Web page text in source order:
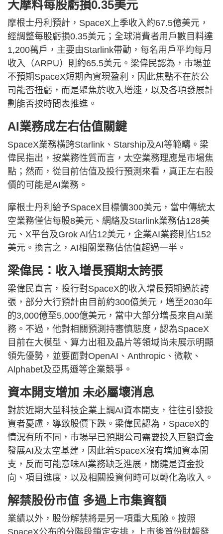
大摩料每股虧損0.35美元
摩根士丹利預計，SpaceX上季收入約67.5億美元，
經調整每股虧損0.35美元；全球消費者用戶數目料達
1,200萬戶，主要由Starlink帶動，每名用戶平均每月
收入（ARPU）則約65.5美元。梁偉民認為，市場並
不預期SpaceX短期內實現盈利，因此焦點不在於公
司能否扭虧，而是聚焦於收入增速，以及各項發展計
劃能否按時間表推進。
AI業務成左右估值關鍵
SpaceX業務橫跨Starlink、Starship及AI等範疇。梁
偉民指出，按業務性質而言，太空業務理應是市場焦
點；然而，從目前估值及投行預測來看，真正左右股
價的可能是AI業務。
摩根士丹利給予SpaceX目標價300美元，當中傳統太
空業務僅佔每股8美元、網絡及Starlink業務佔128美
元、X平台及Grok AI佔12美元，企業AI業務則佔152
美元。換言之，AI相關業務佔估值超過一半。
梁偉民：收入增長預期太誇張
梁偉民直言，投行對SpaceX的收入增長預期過於誇
張，部分大行預計由目前約300億美元，增至2030年
的3,000億至5,000億美元，當中大部分增長來自AI業
務。不過，他對相關預測持審慎態度，認為SpaceX
目前在大模型、算力出租及晶片等領域尚未展示明顯
領先優勢，並要面對OpenAI、Anthropic、微軟、
Alphabet及亞馬遜等企業競爭。
資本開支增加 未必屬壞消息
對於近期大型科技企業上調AI資本開支，往往引發投
資者憂慮，導致股價下跌。梁偉民認為，SpaceX的
情況有所不同，市場早已預期公司需要投入巨額資金
發展AI及太空基建，因此若SpaceX沒有增加資本開
支，反而可能意味AI業務缺乏進展，關鍵是資金投
向、項目進度，以及相關投資何時可以轉化為收入。
解禁股份市值 多過上市集資額
業績以外，股份解禁將是另一項重大風險。按照
SpaceX公布的分階段鎖定安排，上市後首份財報發